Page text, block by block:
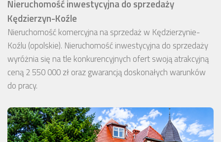
Nieruchomość inwestycyjna do sprzedaży
Kędzierzyn-Koźle
Nieruchomość komercyjna na sprzedaż w Kędzierzynie-
Koźlu (opolskie). Nieruchomość inwestycyjna do sprzedaży
wyróżnia się na tle konkurencyjnych ofert swoją atrakcyjną
ceną 2 550 000 zł oraz gwarancją doskonałych warunków
do pracy.